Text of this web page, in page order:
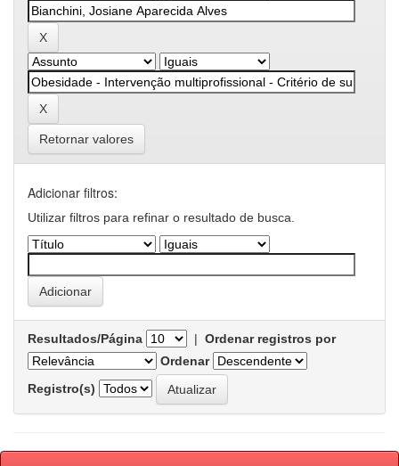
Retornar valores
Adicionar filtros:
Utilizar filtros para refinar o resultado de busca.
Resultados/Página | Ordenar registros por
Ordenar
Registro(s)